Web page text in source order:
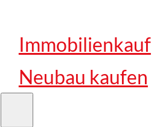
Immobilienkauf
Neubau kaufen